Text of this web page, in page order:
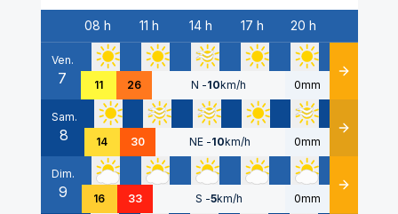
Date
08 h 11 h 14 h 17 h 20 h
Ven.
7 11 26 N -10km/h 0mm Détails
Sam.
8 14 30 NE -10km/h 0mm Détails
Dim.
9 16 33 S -5km/h 0mm Détails